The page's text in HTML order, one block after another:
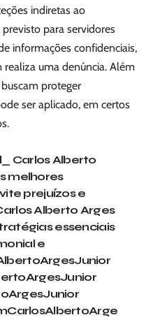
indiretas ao
para servidores
informações confidenciais,
uma denúncia. Além
proteger
ser aplicado, em certos
Carlos Alberto
melhores
prejuízos e
Alberto Arges
essenciais
e